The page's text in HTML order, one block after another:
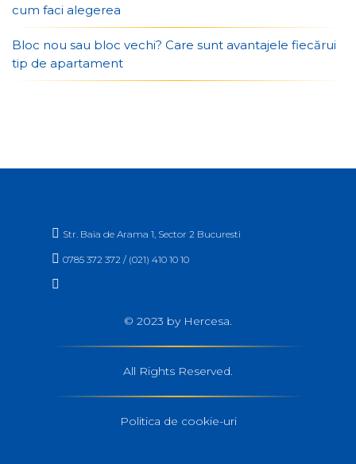
cum faci alegerea
Bloc nou sau bloc vechi? Care sunt avantajele fiecărui
tip de apartament
 Str. Baia de Arama 1, Sector 2 Bucuresti
 0785 372 372 / (021) 410 10 10

© 2023 by Hercesa.
All Rights Reserved.
Politica de cookie-uri